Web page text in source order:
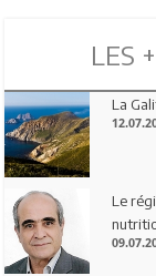
LES
La
Le